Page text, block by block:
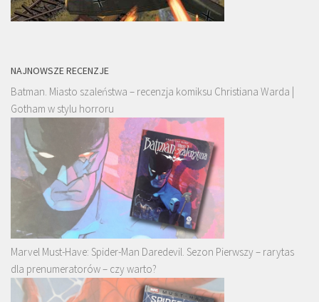
NAJNOWSZE RECENZJE
Batman. Miasto szaleństwa – recenzja komiksu Christiana Warda |
Gotham w stylu horroru
Marvel Must-Have: Spider-Man Daredevil. Sezon Pierwszy – rarytas
dla prenumeratorów – czy warto?